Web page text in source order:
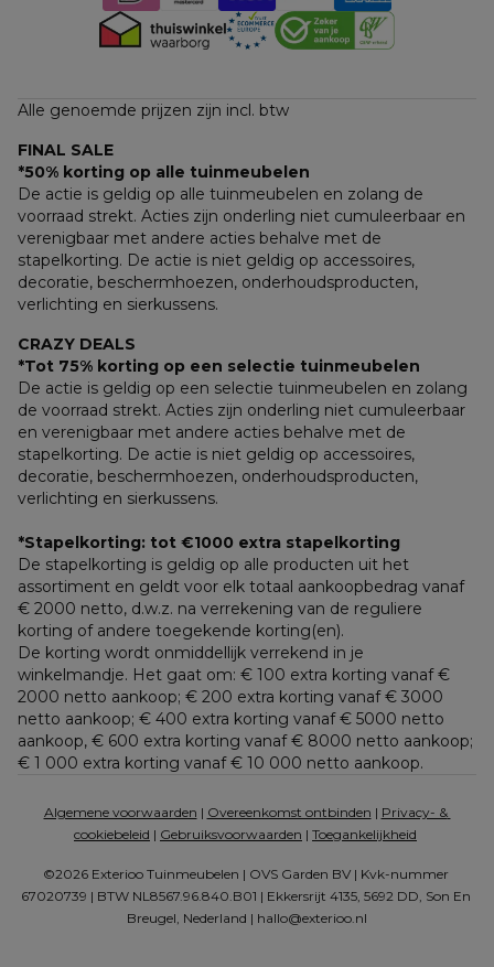
Alle genoemde prijzen zijn incl. btw
FINAL SALE
*50% korting op alle tuinmeubelen
De actie is geldig op alle tuinmeubelen en zolang de
voorraad strekt. Acties zijn onderling niet cumuleerbaar en
verenigbaar met andere acties behalve met de
stapelkorting. De actie is niet geldig op accessoires,
decoratie, beschermhoezen, onderhoudsproducten,
verlichting en sierkussens.
CRAZY DEALS
*Tot 75% korting op een selectie tuinmeubelen
De actie is geldig op een selectie tuinmeubelen en zolang
de voorraad strekt. Acties zijn onderling niet cumuleerbaar
en verenigbaar met andere acties behalve met de
stapelkorting. De actie is niet geldig op accessoires,
decoratie, beschermhoezen, onderhoudsproducten,
verlichting en sierkussens.
*Stapelkorting: tot €1000 extra stapelkorting
De stapelkorting is geldig op alle producten uit het
assortiment en geldt voor elk totaal aankoopbedrag vanaf
€ 2000 netto, d.w.z. na verrekening van de reguliere
korting of andere toegekende korting(en).
De korting wordt onmiddellijk verrekend in je
winkelmandje. Het gaat om: € 100 extra korting vanaf €
2000 netto aankoop; € 200 extra korting vanaf € 3000
netto aankoop; € 400 extra korting vanaf € 5000 netto
€ 1 000 extra korting vanaf € 10 000 netto aankoop.
Algemene voorwaarden | Overeenkomst ontbinden | Privacy- &
cookiebeleid | Gebruiksvoorwaarden | Toegankelijkheid
©2026 Exterioo Tuinmeubelen | OVS Garden BV | Kvk-nummer
67020739 | BTW NL8567.96.840.B01 | Ekkersrijt 4135, 5692 DD, Son En
Breugel, Nederland | hallo@exterioo.nl